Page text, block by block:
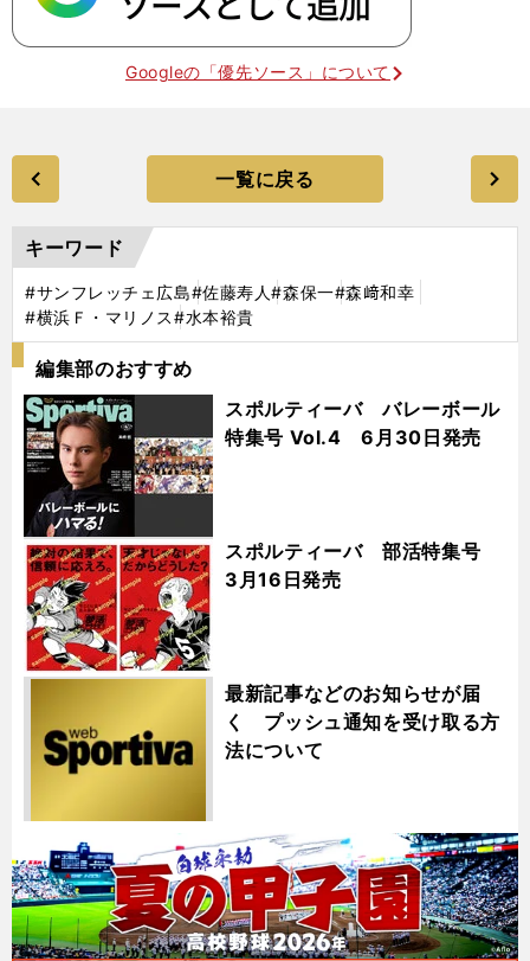
Googleの「優先ソース」について
一覧に戻る
キーワード
#サンフレッチェ広島#佐藤寿人#森保一#森﨑和幸
#横浜Ｆ・マリノス#水本裕貴
編集部のおすすめ
スポルティーバ バレーボール
特集号 Vol.4 6月30日発売
スポルティーバ 部活特集号
3月16日発売
最新記事などのお知らせが届
く プッシュ通知を受け取る方
法について